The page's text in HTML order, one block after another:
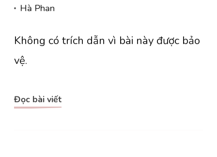
Hà Phan
Không có trích dẫn vì bài này được bảo
vệ.
Đọc bài viết